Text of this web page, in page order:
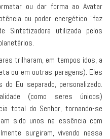
ou dar forma ao Avatar
ou poder energético “faz
Sintetizadora utilizada pelos
trilharam, em tempos idos, a
ou em outras paragens). Eles
Eu separado, personalizado.
(como seres únicos)
total do Senhor, tornando-se
sido unos na essência com
surgiram, vivendo nessa